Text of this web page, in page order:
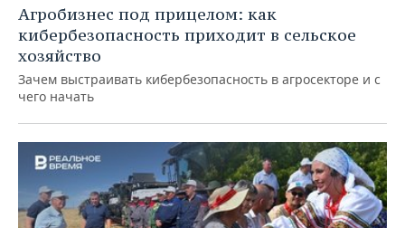
Агробизнес под прицелом: как
кибербезопасность приходит в сельское
хозяйство
Зачем выстраивать кибербезопасность в агросекторе и с
чего начать